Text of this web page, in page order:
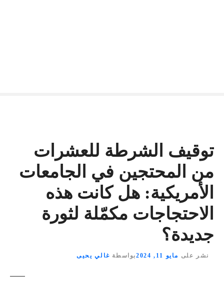
توقيف الشرطة للعشرات
من المحتجين في الجامعات
الأمريكية: هل كانت هذه
الاحتجاجات مكمّلة لثورة
جديدة؟
نشر على مايو 11, 2024 بواسطة غالي يحيى